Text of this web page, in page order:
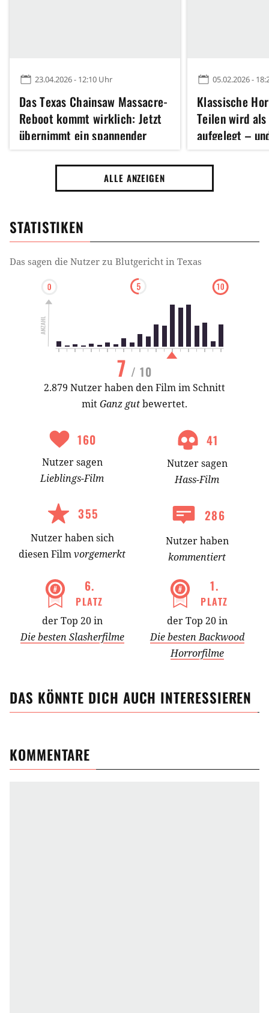
23.04.2026 - 12:10 Uhr
Das Texas Chainsaw Massacre-
Reboot kommt wirklich: Jetzt
übernimmt ein spannender
Hype-Regisseur die Horror-
Neuauflage
05.02.2026 -
Klassische
Teilen wird
aufgelegt –
besten Händen
ALLE ANZEIGEN
STATISTIKEN
Das sagen die Nutzer zu Blutgericht in Texas
7 / 10
2.879 Nutzer haben den Film im Schnitt
mitGanz gutbewertet.
160
Nutzersagen
Lieblings-Film
41
Nutzersagen
Hass-Film
355
Nutzerhabensich
diesen Filmvorgemerkt
286
Nutzer haben
kommentiert
6.
PLATZ
der Top 20 in
Die besten Slasherfilme
1.
PLATZ
der Top 20 in
Die besten Backwood
Horrorfilme
DAS KÖNNTE DICH AUCH INTERESSIEREN
KOMMENTARE